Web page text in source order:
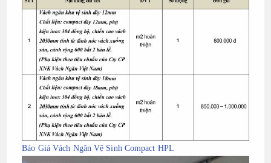
Báo Giá Vách Ngăn Vệ Sinh Compact HPL